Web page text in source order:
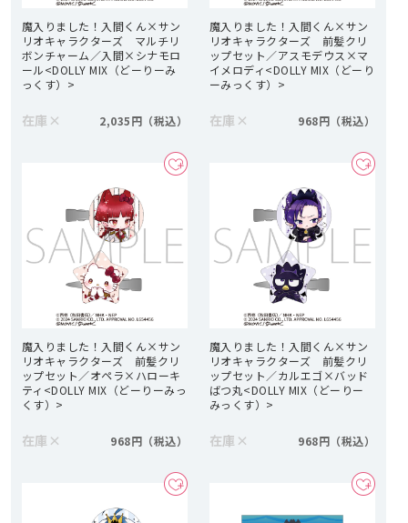
魔入りました！入間くん×サン
リオキャラクターズ マルチリ
ボンチャーム／入間×シナモロ
ール<DOLLY MIX（どーりーみ
っくす）>
在庫 × 2,035円
魔入りました！入間くん×サン
リオキャラクターズ 前髪クリ
ップセット／アスモデウス×マ
イメロディ<DOLLY MIX（どーり
ーみっくす）>
在庫 × 968円
魔入りました！入間くん×サン
リオキャラクターズ 前髪クリ
ップセット／オペラ×ハローキ
ティ<DOLLY MIX（どーりーみっ
くす）>
在庫 × 968円
魔入りました！入間くん×サン
リオキャラクターズ 前髪クリ
ップセット／カルエゴ×バッド
ばつ丸<DOLLY MIX（どーりー
みっくす）>
在庫 × 968円